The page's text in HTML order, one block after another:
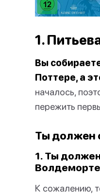
1.
Вы
Поттере, а
началось,
пережить
Ты должен
1. Ты
К сожалению,